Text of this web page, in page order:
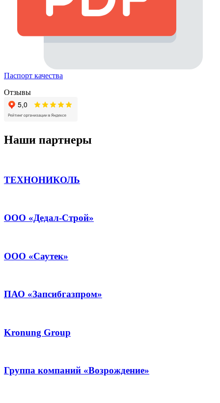
Паспорт качества
Отзывы
Наши партнеры
ТЕХНОНИКОЛЬ
ООО «Дедал-Строй»
ООО «Саутек»
ПАО «Запсибгазпром»
Kronung Group
Группа компаний «Возрождение»